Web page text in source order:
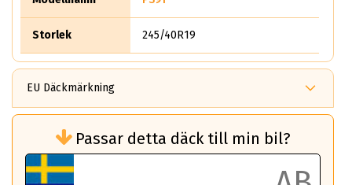
Storlek 245/40R19
EU Däckmärkning
bränsleförbrukningen)
Det ska vara en betygsskala från klass A
till G för rullmotstånd.
Passar detta däck till min bil?